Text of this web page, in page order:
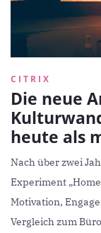
CITRIX
Die neue
heute als
Nach über zwei
Experiment
Motivation,
Vergleich zum